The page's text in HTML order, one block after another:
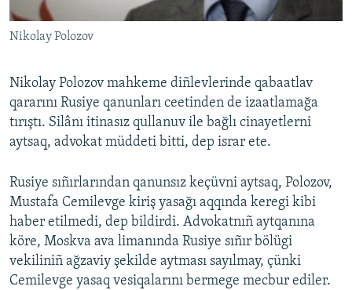
Nikolay Polozov
Nikolay Polozov mahkeme diñlevlerinde qabaatlav
qararını Rusiye qanunları ceetinden de izaatlamağa
tırıştı. Silânı itinasız qullanuv ile bağlı cinayetlerni
aytsaq, advokat müddeti bitti, dep israr ete.
Rusiye sıñırlarından qanunsız keçüvni aytsaq, Polozov,
Mustafa Cemilevge kiriş yasağı aqqında keregi kibi
haber etilmedi, dep bildirdi. Advokatnıñ aytqanına
köre, Moskva ava limanında Rusiye sıñır bölügi
vekiliniñ ağzaviy şekilde aytması sayılmay, çünki
Cemilevge yasaq vesiqalarını bermege mecbur ediler.